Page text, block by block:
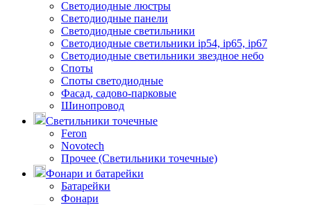
Светодиодные люстры
Светодиодные панели
Светодиодные светильники
Светодиодные светильники ip54, ip65, ip67
Светодиодные светильники звездное небо
Споты
Споты светодиодные
Фасад, садово-парковые
Шинопровод
Светильники точечные
Feron
Novotech
Прочее (Светильники точечные)
Фонари и батарейки
Батарейки
Фонари